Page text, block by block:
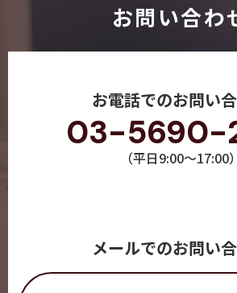
お問い合わ
お電話でのお問い
03-5690-
（平日9:00～17:00）
メールでのお問い